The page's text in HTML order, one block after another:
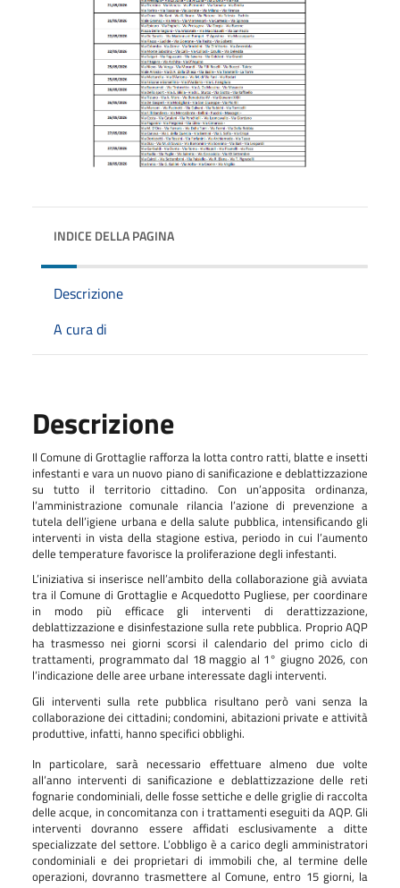
INDICE DELLA PAGINA
Descrizione
A cura di
Descrizione
Il Comune di Grottaglie rafforza la lotta contro ratti, blatte e insetti
infestanti e vara un nuovo piano di sanificazione e deblattizzazione
su tutto il territorio cittadino. Con un’apposita ordinanza,
l’amministrazione comunale rilancia l’azione di prevenzione a
tutela dell’igiene urbana e della salute pubblica, intensificando gli
interventi in vista della stagione estiva, periodo in cui l’aumento
delle temperature favorisce la proliferazione degli infestanti.
L’iniziativa si inserisce nell’ambito della collaborazione già avviata
tra il Comune di Grottaglie e Acquedotto Pugliese, per coordinare
in modo più efficace gli interventi di derattizzazione,
deblattizzazione e disinfestazione sulla rete pubblica. Proprio AQP
ha trasmesso nei giorni scorsi il calendario del primo ciclo di
trattamenti, programmato dal 18 maggio al 1° giugno 2026, con
l’indicazione delle aree urbane interessate dagli interventi.
Gli interventi sulla rete pubblica risultano però vani senza la
collaborazione dei cittadini; condomini, abitazioni private e attività
produttive, infatti, hanno specifici obblighi.
In particolare, sarà necessario effettuare almeno due volte
all’anno interventi di sanificazione e deblattizzazione delle reti
fognarie condominiali, delle fosse settiche e delle griglie di raccolta
delle acque, in concomitanza con i trattamenti eseguiti da AQP. Gli
interventi dovranno essere affidati esclusivamente a ditte
specializzate del settore. L’obbligo è a carico degli amministratori
condominiali e dei proprietari di immobili che, al termine delle
operazioni, dovranno trasmettere al Comune, entro 15 giorni, la